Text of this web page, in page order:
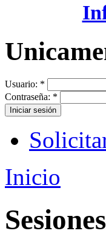
Usuario: *
Contraseña: *
Inicio